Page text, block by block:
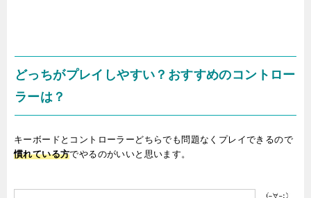
どっちがプレイしやすい？おすすめのコントロー
ラーは？
キーボードとコントローラーどちらでも問題なくプレイできるので
慣れている方でやるのがいいと思います。